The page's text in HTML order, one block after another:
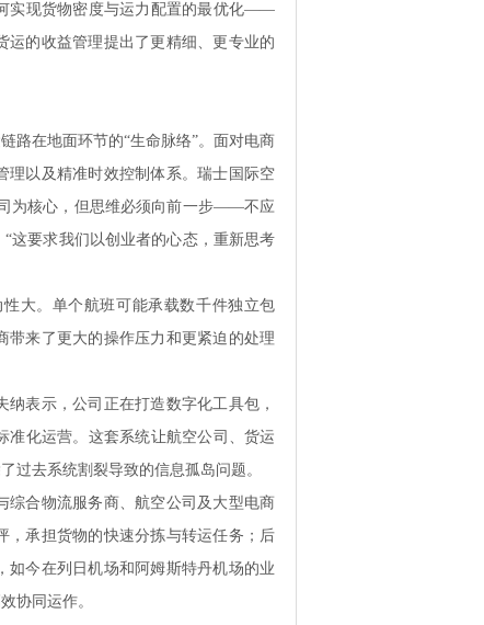
实现货物密度与运力配置的最优化——
运的收益管理提出了更精细、更专业的
路在地面环节的“生命脉络”。面对电商
理以及精准时效控制体系。瑞士国际空
为核心，但思维必须向前一步——不应
这要求我们以创业者的心态，重新思考
大。单个航班可能承载数千件独立包
带来了更大的操作压力和更紧迫的处理
表示，公司正在打造数字化工具包，
准化运营。这套系统让航空公司、货运
过去系统割裂导致的信息孤岛问题。
综合物流服务商、航空公司及大型电商
，承担货物的快速分拣与转运任务；后
如今在列日机场和阿姆斯特丹机场的业
协同运作。